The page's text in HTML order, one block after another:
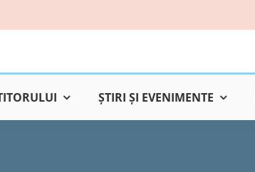
ŞTIRI ŞI EVENIMENTE